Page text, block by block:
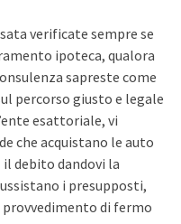
verificate sempre se
ipoteca, qualora
sapreste come
percorso giusto e legale
esattoriale, vi
che acquistano le auto
debito dandovi la
i presupposti,
di fermo